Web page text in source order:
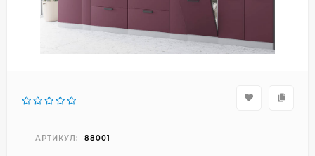
АРТИКУЛ: 88001